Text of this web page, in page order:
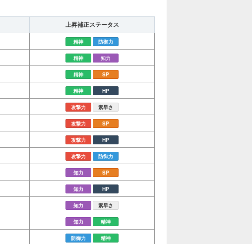
上昇補正ステータス
精神 防御力
精神 知力
精神 SP
精神 HP
攻撃力 素早さ
攻撃力 SP
攻撃力 HP
攻撃力 防御力
知力 SP
知力 HP
知力 素早さ
知力 精神
防御力 精神